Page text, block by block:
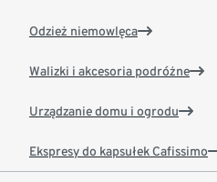
Odzież niemowlęca
Walizki i akcesoria podróżne
Urządzanie domu i ogrodu
Ekspresy do kapsułek Cafissimo